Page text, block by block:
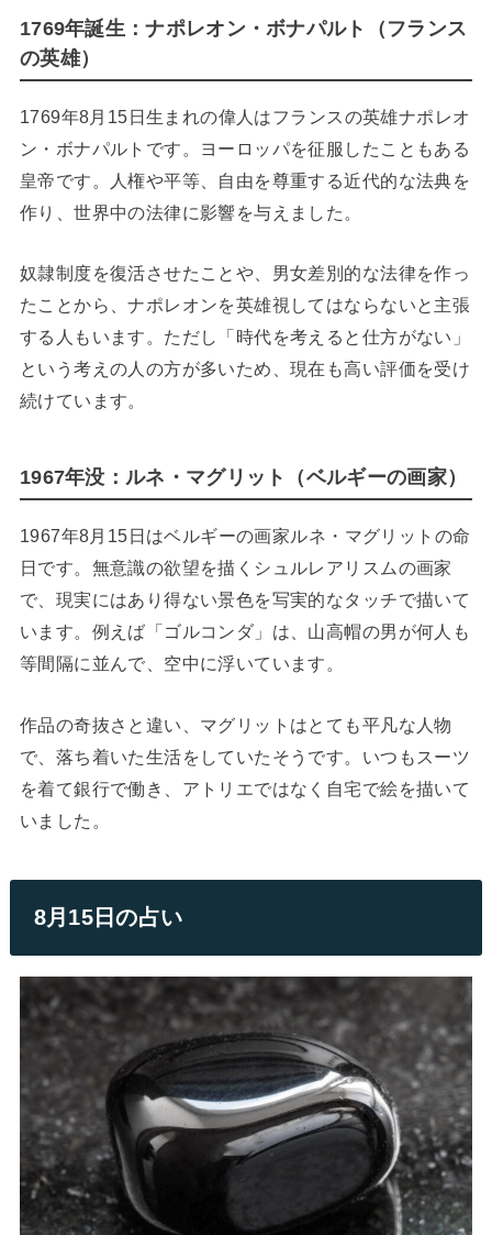
1769年誕生：ナポレオン・ボナパルト（フランス
の英雄）
1769年8月15日生まれの偉人はフランスの英雄ナポレオ
ン・ボナパルトです。ヨーロッパを征服したこともある
皇帝です。人権や平等、自由を尊重する近代的な法典を
作り、世界中の法律に影響を与えました。
奴隷制度を復活させたことや、男女差別的な法律を作っ
たことから、ナポレオンを英雄視してはならないと主張
する人もいます。ただし「時代を考えると仕方がない」
という考えの人の方が多いため、現在も高い評価を受け
続けています。
1967年没：ルネ・マグリット（ベルギーの画家）
1967年8月15日はベルギーの画家ルネ・マグリットの命
日です。無意識の欲望を描くシュルレアリスムの画家
で、現実にはあり得ない景色を写実的なタッチで描いて
います。例えば「ゴルコンダ」は、山高帽の男が何人も
等間隔に並んで、空中に浮いています。
作品の奇抜さと違い、マグリットはとても平凡な人物
で、落ち着いた生活をしていたそうです。いつもスーツ
を着て銀行で働き、アトリエではなく自宅で絵を描いて
いました。
8月15日の占い